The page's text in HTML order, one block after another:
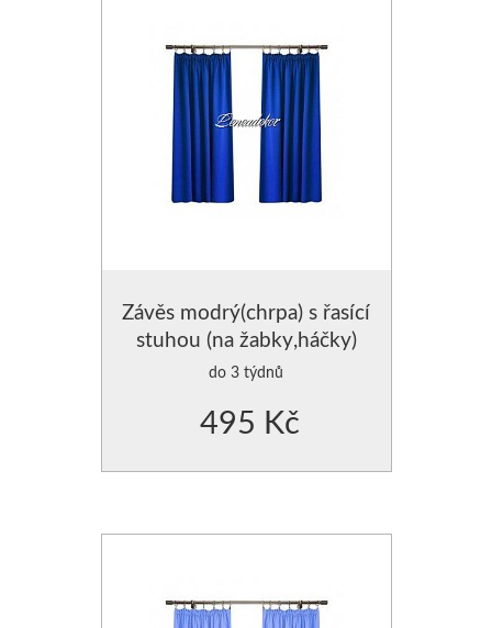
Závěs modrý(chrpa) s řasící
stuhou (na žabky,háčky)
do 3 týdnů
495 Kč